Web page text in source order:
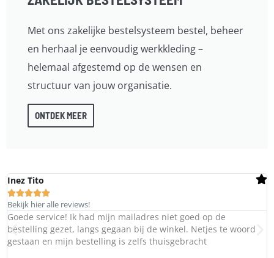
Met ons zakelijke bestelsysteem bestel, beheer
en herhaal je eenvoudig werkkleding –
helemaal afgestemd op de wensen en
structuur van jouw organisatie.
ONTDEK MEER
Inez Tito

Bekijk hier alle reviews!
Goede service! Ik had mijn mailadres niet goed op de
bestelling gezet, langs gegaan bij de winkel. Netjes te woord
gestaan en mijn bestelling is zelfs thuisgebracht